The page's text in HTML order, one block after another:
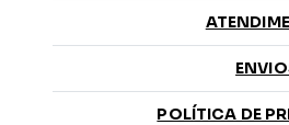
POLÍTICA DE